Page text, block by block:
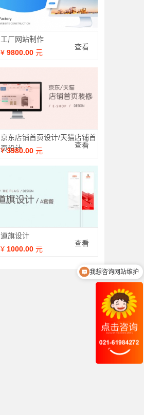
工厂网站制作
¥ 9800.00 元
查看
京东店铺首页设计/天猫店铺首
页设计
¥3980.00 元
查看
道旗设计
¥ 1000.00 元
查看
我想咨询网站设计
我想咨询网站维护